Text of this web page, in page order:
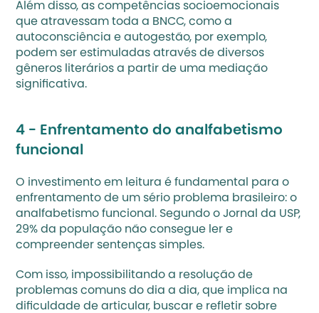
Além disso, as competências socioemocionais
que atravessam toda a BNCC, como a
autoconsciência e autogestão, por exemplo,
podem ser estimuladas através de diversos
gêneros literários a partir de uma mediação
significativa.
4 - Enfrentamento do analfabetismo
funcional
O investimento em leitura é fundamental para o
enfrentamento de um sério problema brasileiro: o
analfabetismo funcional. Segundo o Jornal da USP,
29% da população não consegue ler e
compreender sentenças simples.
Com isso, impossibilitando a resolução de
problemas comuns do dia a dia, que implica na
dificuldade de articular, buscar e refletir sobre